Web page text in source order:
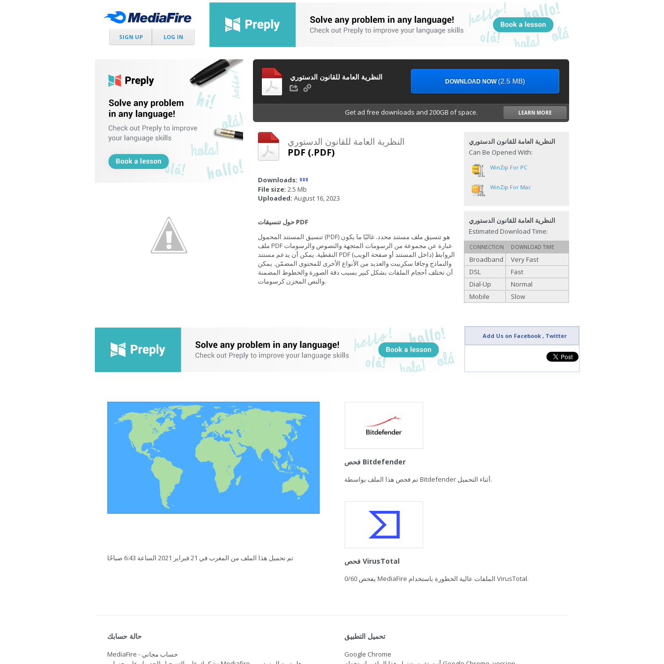
SIGN UP LOG IN
Get ad free downloads and 200GB of space. LEARN MORE
النظرية العامة للقانون الدستوري
PDF (.PDF)
Downloads:
File size: 2.5 Mb
Uploaded: August 16, 2023
حول تنسيقات PDF
تنسيق المستند المحمول (PDF) هو تنسيق ملف مستند محدد. غالبًا ما يكون
ملف PDF عبارة عن مجموعة من الرسومات المتجهة والنصوص والرسومات
النقطية. يمكن أن يدعم مستند PDF الروابط (داخل المستند أو صفحة الويب)
والنماذج وجافا سكريبت والعديد من الأنواع الأخرى للمحتوى المضمّن. يمكن
أن تختلف أحجام الملفات بشكل كبير بسبب دقة الصورة والخطوط المضمنة
والنص المخزن كرسومات.
النظرية العامة للقانون الدستوري
Can Be Opened With:
WinZip For PC
WinZip For Mac
النظرية العامة للقانون الدستوري
Estimated Download Time:
CONNECTION DOWNLOAD TIME
Broadband
Very Fast
DSL
Fast
Dial-Up
Normal
Mobile
Slow
النظرية العامة للقانون الدستوري DOWNLOAD NOW(2.5 MB)
Add Us on Facebook , Twitter
تم تحميل هذا الملف من المغرب في 21 فبراير 2021 الساعة 6:43 صباحًا
فحص Bitdefender
تم فحص هذا الملف بواسطة Bitdefender أثناء التحميل.
فحص VirusTotal
0/60 يفحص MediaFire الملفات عالية الخطورة باستخدام VirusTotal.
حالة حسابك
MediaFire - حساب مجاني
تحميل التطبيق
Google Chrome